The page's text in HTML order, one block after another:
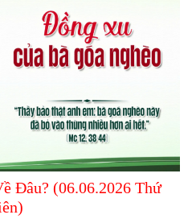
Đâu? (06.06.2026 Thứ